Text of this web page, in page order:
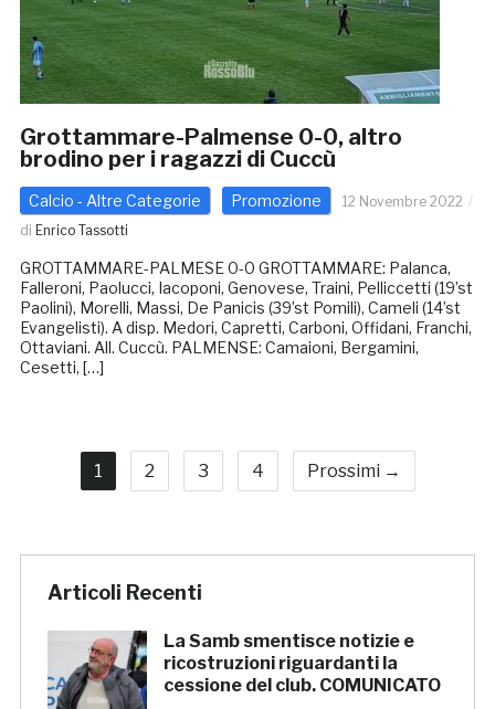
Grottammare-Palmense 0-0, altro
brodino per i ragazzi di Cuccù
Calcio - Altre Categorie Promozione
12 Novembre 2022
di Enrico Tassotti
GROTTAMMARE-PALMESE 0-0 GROTTAMMARE: Palanca,
Falleroni, Paolucci, Iacoponi, Genovese, Traini, Pelliccetti (19’st
Paolini), Morelli, Massi, De Panicis (39’st Pomili), Cameli (14’st
Evangelisti). A disp. Medori, Capretti, Carboni, Offidani, Franchi,
Ottaviani. All. Cuccù. PALMENSE: Camaioni, Bergamini,
Cesetti, […]
1 2 3 4 Prossimi →
Articoli Recenti
La Samb smentisce notizie e
ricostruzioni riguardanti la
cessione del club. COMUNICATO